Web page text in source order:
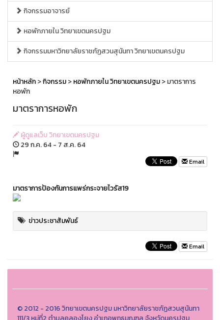
กิจกรรมอาจารย์
หอพักภายใน วิทยาเขตนครปฐม
กิจกรรมมหาวิทยาลัยราชภัฏสวนสุนันทา วิทยาเขตนครปฐม
หน้าหลัก>กิจกรรม>หอพักภายใน วิทยาเขตนครปฐม> มาตราการ
หอพัก
มาตราการหอพัก
ผู้ดูแลเว็บ วิทยาเขตนครปฐม
29 ก.ค. 64 - 7 ส.ค. 64
Email
มาตราการป้องกันการแพร่กระจายไวรัส19
ข่าวประชาสัมพันธ์
Email
© 2012 - 2016 วิทยาเขตนครปฐม มหาวิทยาลัยราชภัฏสวนสุนันทา